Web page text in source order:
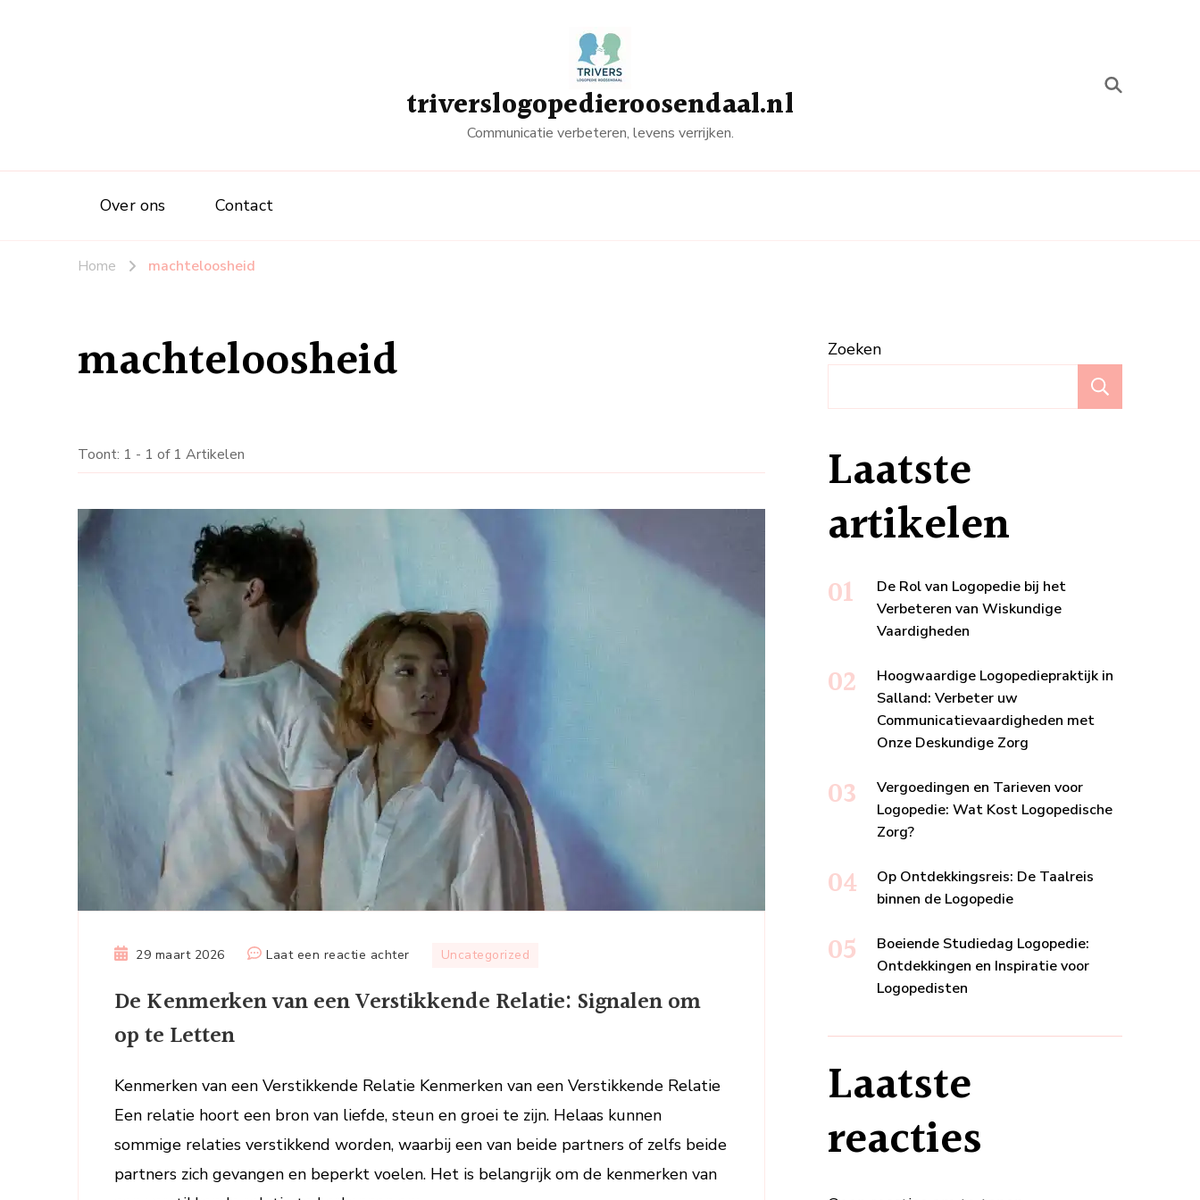
triverslogopedieroosendaal.nl
Communicatie verbeteren, levens verrijken.
Over ons Contact
Home machteloosheid
machteloosheid
Toont: 1 - 1 of 1 Artikelen
29 maart 2026 Laat een reactie achterop
Kenmerken
Relatie:
Signalen
om
Uncategorized
De Kenmerken van een Verstikkende Relatie: Signalen om
op te Letten
Kenmerken van een Verstikkende Relatie Kenmerken van een Verstikkende Relatie
Een relatie hoort een bron van liefde, steun en groei te zijn. Helaas kunnen
sommige relaties verstikkend worden, waarbij een van beide partners of zelfs beide
partners zich gevangen en beperkt voelen. Het is belangrijk om de kenmerken van
Zoeken
Laatste
artikelen
De Rol van Logopedie bij het
Verbeteren van Wiskundige
Vaardigheden
Hoogwaardige Logopediepraktijk in
Salland: Verbeter uw
Communicatievaardigheden met
Onze Deskundige Zorg
Vergoedingen en Tarieven voor
Logopedie: Wat Kost Logopedische
Zorg?
Op Ontdekkingsreis: De Taalreis
binnen de Logopedie
Boeiende Studiedag Logopedie:
Ontdekkingen en Inspiratie voor
Logopedisten
Laatste
reacties